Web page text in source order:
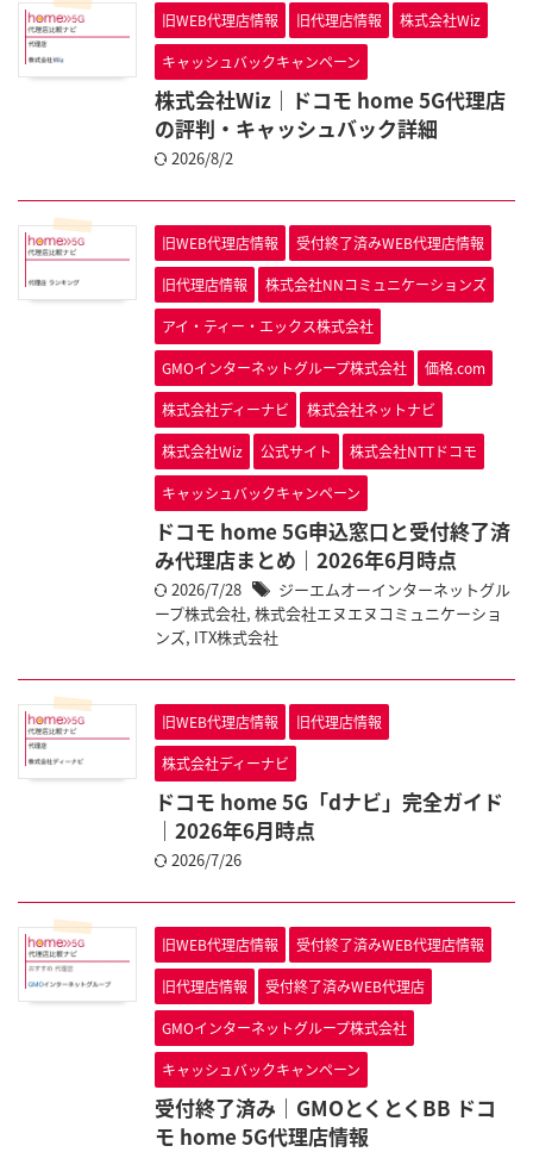
旧WEB代理店情報 旧代理店情報 株式会社Wiz
キャッシュバックキャンペーン
株式会社Wiz｜ドコモ home 5G代理店
の評判・キャッシュバック詳細
2026/8/2
旧WEB代理店情報 受付終了済みWEB代理店情報
旧代理店情報 株式会社NNコミュニケーションズ
アイ・ティー・エックス株式会社
GMOインターネットグループ株式会社 価格.com
株式会社ディーナビ 株式会社ネットナビ
株式会社Wiz 公式サイト 株式会社NTTドコモ
キャッシュバックキャンペーン
ドコモ home 5G申込窓口と受付終了済
み代理店まとめ｜2026年6月時点
2026/7/28
ジーエムオーインターネットグル
ープ株式会社, 株式会社エヌエヌコミュニケーショ
ンズ, ITX株式会社
旧WEB代理店情報 旧代理店情報
株式会社ディーナビ
ドコモ home 5G「dナビ」完全ガイド
｜2026年6月時点
2026/7/26
旧WEB代理店情報 受付終了済みWEB代理店情報
旧代理店情報 受付終了済みWEB代理店
GMOインターネットグループ株式会社
キャッシュバックキャンペーン
受付終了済み｜GMOとくとくBB ドコ
モ home 5G代理店情報